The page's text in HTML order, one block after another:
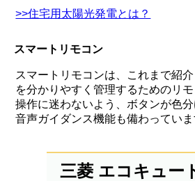
>>住宅用太陽光発電とは？
スマートリモコン
スマートリモコンは、これまで紹
を分かりやすく管理するためのリモ
操作に迷わないよう、ボタンが色
音声ガイダンス機能も備わっていま
三菱 エコキュー